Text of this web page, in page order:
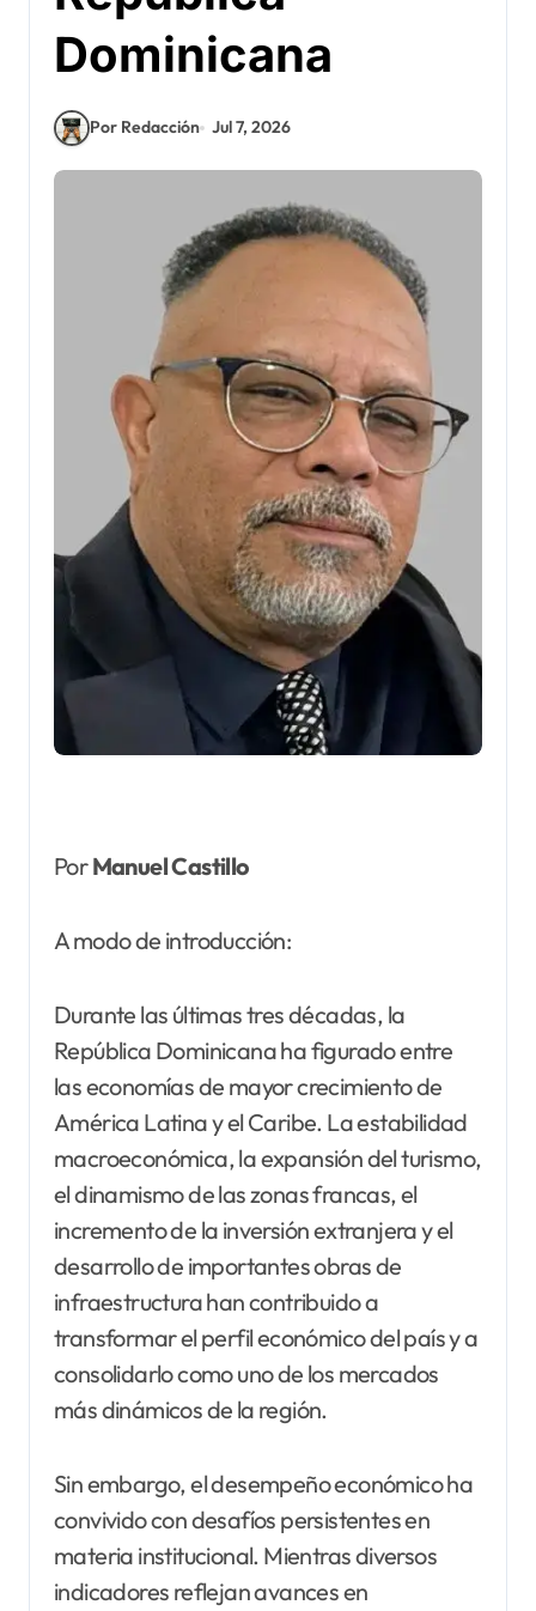
Dominicana
Por Redacción Jul 7, 2026
PorManuel Castillo
A modo de introducción:
Durante las últimas tres décadas, la
República Dominicana ha figurado entre
las economías de mayor crecimiento de
América Latina y el Caribe. La estabilidad
macroeconómica, la expansión del turismo,
el dinamismo de las zonas francas, el
incremento de la inversión extranjera y el
desarrollo de importantes obras de
infraestructura han contribuido a
transformar el perfil económico del país y a
consolidarlo como uno de los mercados
más dinámicos de la región.
Sin embargo, el desempeño económico ha
convivido con desafíos persistentes en
materia institucional. Mientras diversos
indicadores reflejan avances en